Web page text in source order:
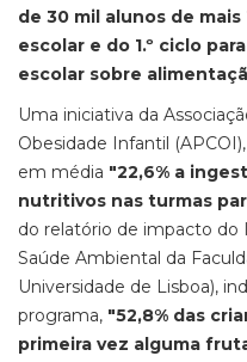
de 30 mil alunos de
escolar e do 1.º ciclo
escolar sobre
Uma iniciativa da
Obesidade Infantil
em média "22,6% a
nutritivos nas turmas
do relatório de impacto
Saúde Ambiental da
Universidade de Lisboa),
programa, "52,8% das
primeira vez alguma